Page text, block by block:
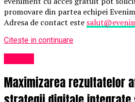
promovare din partea echipei
Adresa de contact este
Citeste in continuare
Maximizarea rezultatelor